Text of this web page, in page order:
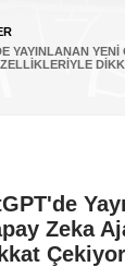
YAYINLANAN YENI
Zeka
Çekiyor